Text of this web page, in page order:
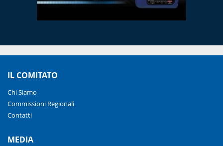
IL COMITATO
Chi Siamo
Commissioni Regionali
Contatti
MEDIA